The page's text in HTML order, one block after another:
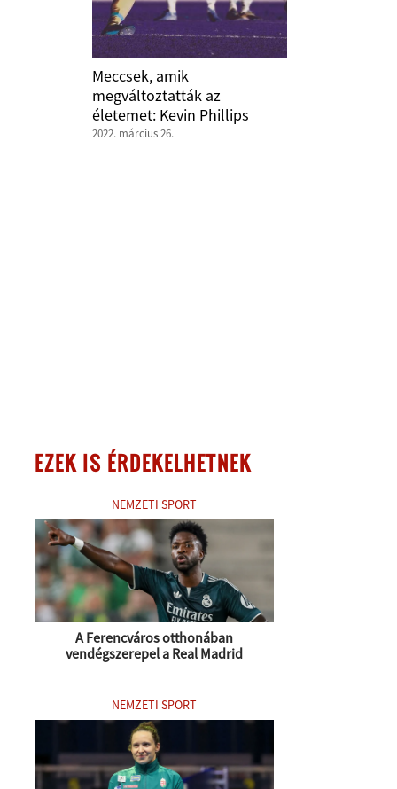
Meccsek, amik
megváltoztatták az
életemet: Kevin Phillips
2022. március 26.
EZEK IS ÉRDEKELHETNEK
NEMZETI SPORT
A Ferencváros otthonában
vendégszerepel a Real Madrid
NEMZETI SPORT